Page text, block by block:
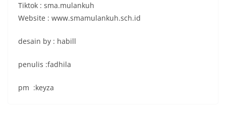
Tiktok : sma.mulankuh
Website : www.smamulankuh.sch.id
desain by : habill
penulis :fadhila
pm :keyza